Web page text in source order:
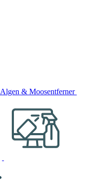
Algen & Moosentferner